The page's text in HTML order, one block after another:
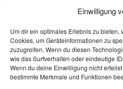
Einwilligung
Um dir ein optimales Erlebnis zu
Cookies, um Geräteinformationen zu
zuzugreifen. Wenn du diesen
wie das Surfverhalten oder eindeutige
Wenn du deine Einwilligung nicht
bestimmte Merkmale und Funktionen